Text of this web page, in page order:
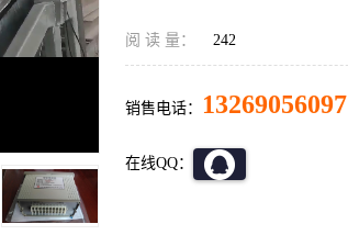
阅 读 量： 242
销售电话： 13269056097
在线QQ：